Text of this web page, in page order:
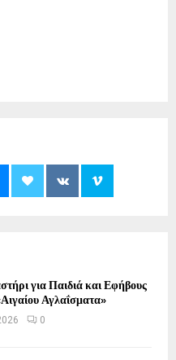
για Παιδιά και Εφήβους
Αγλαΐσματα»
0